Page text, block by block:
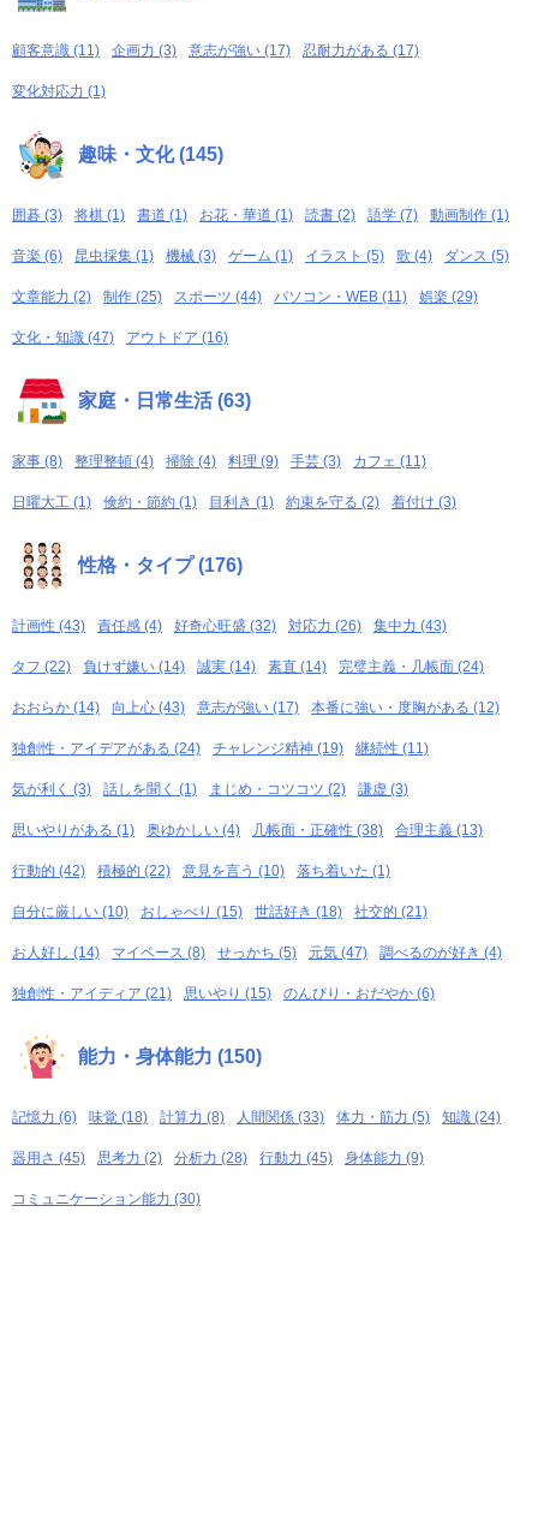
顧客意識 (11) 企画力 (3) 意志が強い (17) 忍耐力がある (17)
変化対応力 (1)
趣味・文化 (145)
囲碁 (3) 将棋 (1) 書道 (1) お花・華道 (1) 読書 (2) 語学 (7) 動画制作 (1)
音楽 (6) 昆虫採集 (1) 機械 (3) ゲーム (1) イラスト (5) 歌 (4) ダンス (5)
文章能力 (2) 制作 (25) スポーツ (44) パソコン・WEB (11) 娯楽 (29)
文化・知識 (47) アウトドア (16)
家庭・日常生活 (63)
家事 (8) 整理整頓 (4) 掃除 (4) 料理 (9) 手芸 (3) カフェ (11)
日曜大工 (1) 倹約・節約 (1) 目利き (1) 約束を守る (2) 着付け (3)
性格・タイプ (176)
計画性 (43) 責任感 (4) 好奇心旺盛 (32) 対応力 (26) 集中力 (43)
タフ (22) 負けず嫌い (14) 誠実 (14) 素直 (14) 完璧主義・几帳面 (24)
おおらか (14) 向上心 (43) 意志が強い (17) 本番に強い・度胸がある (12)
独創性・アイデアがある (24) チャレンジ精神 (19) 継続性 (11)
気が利く (3) 話しを聞く (1) まじめ・コツコツ (2) 謙虚 (3)
思いやりがある (1) 奥ゆかしい (4) 几帳面・正確性 (38) 合理主義 (13)
行動的 (42) 積極的 (22) 意見を言う (10) 落ち着いた (1)
自分に厳しい (10) おしゃべり (15) 世話好き (18) 社交的 (21)
お人好し (14) マイペース (8) せっかち (5) 元気 (47) 調べるのが好き (4)
独創性・アイディア (21) 思いやり (15) のんびり・おだやか (6)
能力・身体能力 (150)
記憶力 (6) 味覚 (18) 計算力 (8) 人間関係 (33) 体力・筋力 (5) 知識 (24)
器用さ (45) 思考力 (2) 分析力 (28) 行動力 (45) 身体能力 (9)
コミュニケーション能力 (30)